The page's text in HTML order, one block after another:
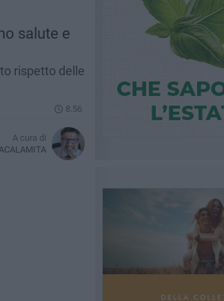
salute e
rispetto delle
8.56
A cura di